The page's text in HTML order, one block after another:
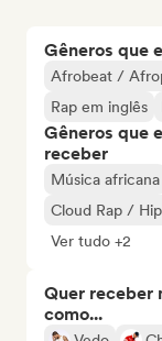
Gêneros que
Afrobeat /
Rap em inglês
Gêneros que
receber
Música africana
Cloud Rap /
Ver tudo +2
Quer receber
como...